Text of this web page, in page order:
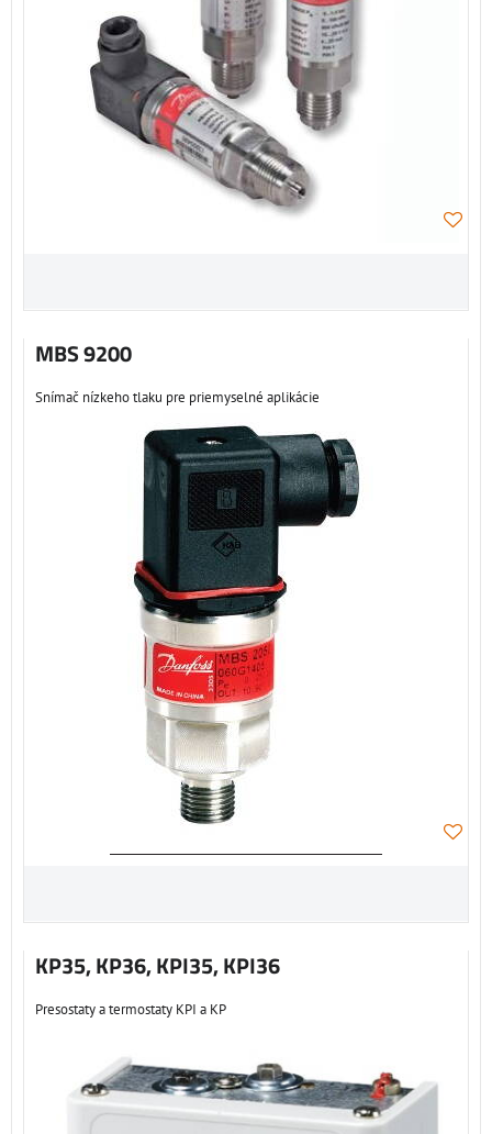
MBS 9200
Snímač nízkeho tlaku pre priemyselné aplikácie
KP35, KP36, KPI35, KPI36
Presostaty a termostaty KPI a KP